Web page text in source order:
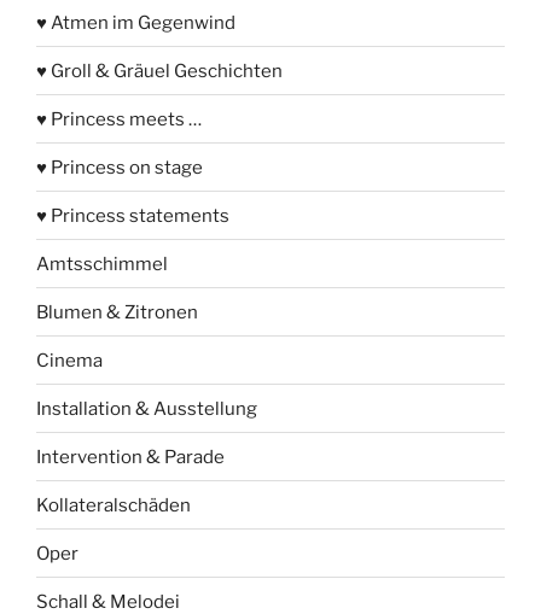
♥ Atmen im Gegenwind
♥ Groll & Gräuel Geschichten
♥ Princess meets …
♥ Princess on stage
♥ Princess statements
Amtsschimmel
Blumen & Zitronen
Cinema
Installation & Ausstellung
Intervention & Parade
Kollateralschäden
Oper
Schall & Melodei